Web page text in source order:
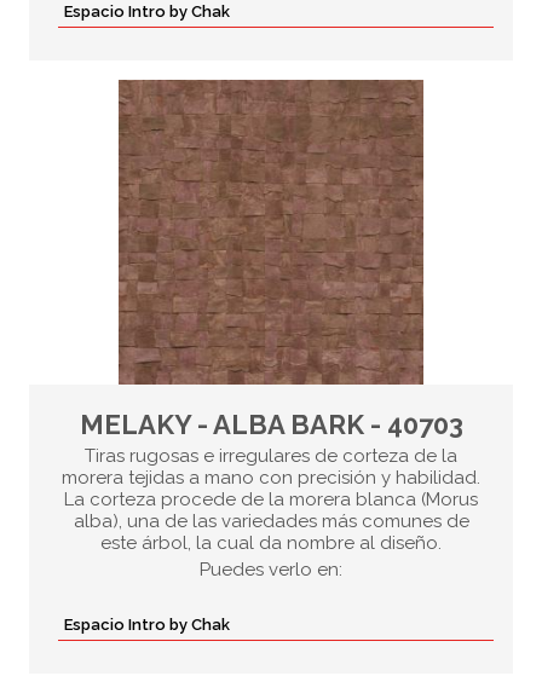
Espacio Intro by Chak
MELAKY - ALBA BARK - 40703
Tiras rugosas e irregulares de corteza de la
morera tejidas a mano con precisión y habilidad.
La corteza procede de la morera blanca (Morus
alba), una de las variedades más comunes de
este árbol, la cual da nombre al diseño.
Puedes verlo en:
Espacio Intro by Chak